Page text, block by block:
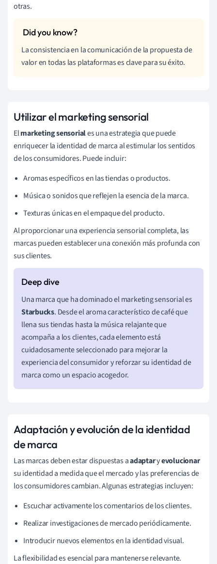
otras.
La consistencia en la comunicación de la propuesta de
valor en todas las plataformas es clave para su éxito.
Utilizar el marketing sensorial
Elmarketing sensoriales una estrategia que puede
enriquecer la identidad de marca al estimular los sentidos
de los consumidores. Puede incluir:
Aromas específicos en las tiendas o productos.
Música o sonidos que reflejen la esencia de la marca.
Texturas únicas en el empaque del producto.
Al proporcionar una experiencia sensorial completa, las
marcas pueden establecer una conexión más profunda con
sus clientes.
Una marca que ha dominado el marketing sensorial es
Starbucks. Desde el aroma característico de café que
llena sus tiendas hasta la música relajante que
acompaña a los clientes, cada elemento está
cuidadosamente seleccionado para mejorar la
experiencia del consumidor y reforzar su identidad de
marca como un espacio acogedor.
Adaptación y evolución de la identidad
de marca
Las marcas deben estar dispuestas aadaptaryevolucionar
su identidad a medida que el mercado y las preferencias de
los consumidores cambian. Algunas estrategias incluyen:
Escuchar activamente los comentarios de los clientes.
Realizar investigaciones de mercado periódicamente.
Introducir nuevos elementos en la identidad visual.
La flexibilidad es esencial para mantenerse relevante.